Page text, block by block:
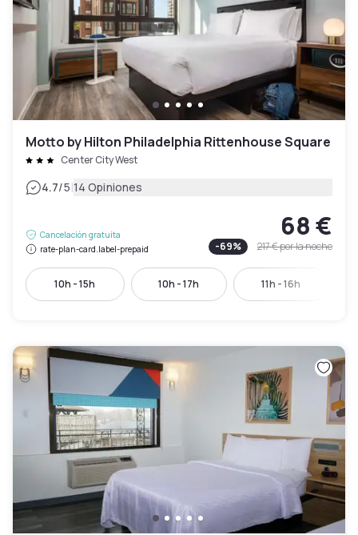
Motto by Hilton Philadelphia Rittenhouse Square
Center City West
4.7/5|14 Opiniones
Cancelación gratuita
rate-plan-card.label-prepaid
68 €
-69% 217 €por la noche
10h - 15h 10h - 17h 11h - 16h